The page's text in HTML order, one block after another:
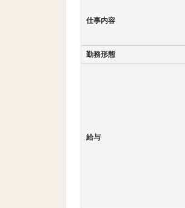
仕事内容
勤務形態
給与